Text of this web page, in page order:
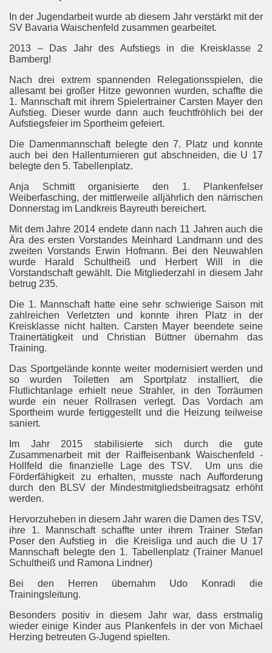
In der Jugendarbeit wurde ab diesem Jahr verstärkt mit der
SV Bavaria Waischenfeld zusammen gearbeitet.
2013 – Das Jahr des Aufstiegs in die Kreisklasse 2
Bamberg!
Nach drei extrem spannenden Relegationsspielen, die
allesamt bei großer Hitze gewonnen wurden, schaffte die
1. Mannschaft mit ihrem Spielertrainer Carsten Mayer den
Aufstieg. Dieser wurde dann auch feuchtfröhlich bei der
Aufstiegsfeier im Sportheim gefeiert.
Die Damenmannschaft belegte den 7. Platz und konnte
auch bei den Hallenturnieren gut abschneiden, die U 17
belegte den 5. Tabellenplatz.
Anja Schmitt organisierte den 1. Plankenfelser
Weiberfasching, der mittlerweile alljährlich den närrischen
Donnerstag im Landkreis Bayreuth bereichert.
Mit dem Jahre 2014 endete dann nach 11 Jahren auch die
Ära des ersten Vorstandes Meinhard Landmann und des
zweiten Vorstands Erwin Hofmann. Bei den Neuwahlen
wurde Harald Schultheiß und Herbert Will in die
Vorstandschaft gewählt. Die Mitgliederzahl in diesem Jahr
betrug 235.
Die 1. Mannschaft hatte eine sehr schwierige Saison mit
zahlreichen Verletzten und konnte ihren Platz in der
Kreisklasse nicht halten. Carsten Mayer beendete seine
Trainertätigkeit und Christian Büttner übernahm das
Training.
Das Sportgelände konnte weiter modernisiert werden und
so wurden Toiletten am Sportplatz installiert, die
Flutlichtanlage erhielt neue Strahler, in den Torräumen
wurde ein neuer Rollrasen verlegt. Das Vordach am
Sportheim wurde fertiggestellt und die Heizung teilweise
saniert.
Im Jahr 2015 stabilisierte sich durch die gute
Zusammenarbeit mit der Raiffeisenbank Waischenfeld -
Hollfeld die finanzielle Lage des TSV.
Um uns die
Förderfähigkeit zu erhalten, musste nach Aufforderung
durch den BLSV der Mindestmitgliedsbeitragsatz erhöht
werden.
Hervorzuheben in diesem Jahr waren die Damen des TSV,
ihre 1. Mannschaft schaffte unter ihrem Trainer Stefan
Poser den Aufstieg in
die Kreisliga und auch die U 17
Mannschaft belegte den 1. Tabellenplatz (Trainer Manuel
Schultheiß und Ramona Lindner)
Bei den Herren übernahm Udo Konradi die
Trainingsleitung.
Besonders positiv in diesem Jahr war, dass erstmalig
wieder einige Kinder aus Plankenfels in der von Michael
Herzing betreuten G-Jugend spielten.